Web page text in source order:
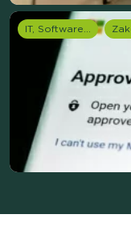
IT, Software & Telecom